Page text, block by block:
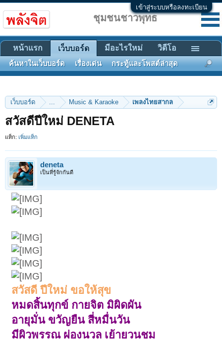
เข้าสู่ระบบหรือลงทะเบียน
เว็บบอร์ด ... Music & Karaoke เพลงไทยสากล
สวัสดีปีใหม่ DENETA
แท็ก: เพิ่มแท็ก
deneta
เป็นที่รู้จักกันดี
สวัสดี ปีใหม่ ขอให้สุข
หมดสิ้นทุกข์ กายจิต มิผิดผัน
อายุมั่น ขวัญยืน สี่หมื่นวัน
มีผิวพรรณ ผ่องนวล เย้ายวนชม
ชุมชนชาวพุทธ
หน้าแรก เว็บบอร์ด
ค้นหาในเว็บบอร์ด เรื่องเด่น กระทู้และโพสต์ล่าสุด
มีอะไรใหม่ วิดีโอ